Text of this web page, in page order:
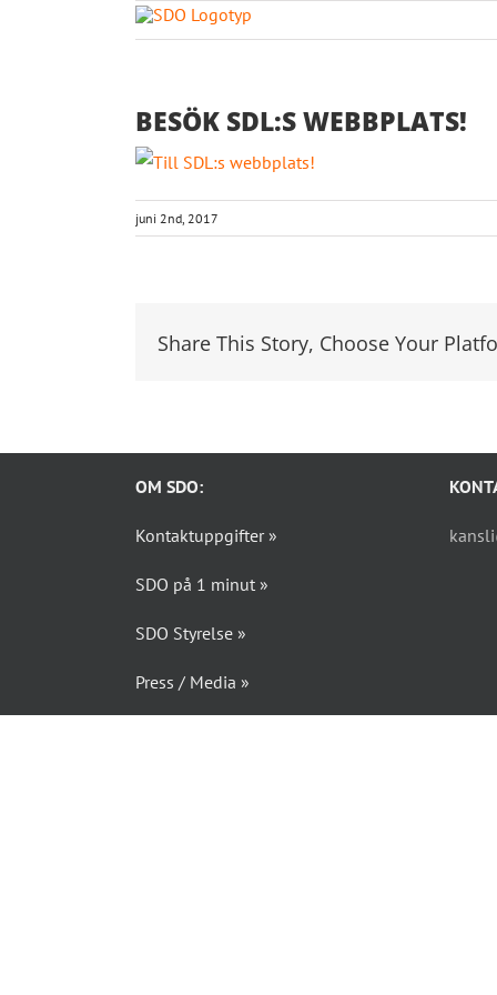
HITTA
BESÖK SDL:S WEBBPLATS!
juni 2nd, 2017
Share This Story, Choose Your
OM SDO:
Kontaktuppgifter »
SDO på 1 minut »
SDO Styrelse »
Press / Media »